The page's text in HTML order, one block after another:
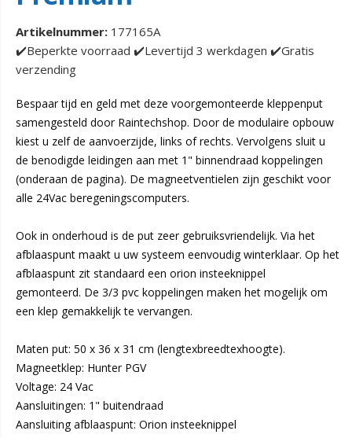
Artikelnummer: 177165A
✔️Beperkte voorraad ✔️Levertijd 3 werkdagen ✔️Gratis
verzending
Bespaar tijd en geld met deze voorgemonteerde kleppenput
samengesteld door Raintechshop. Door de modulaire opbouw
kiest u zelf de aanvoerzijde, links of rechts. Vervolgens sluit u
de benodigde leidingen aan met 1" binnendraad koppelingen
(onderaan de pagina). De magneetventielen zijn geschikt voor
alle 24Vac beregeningscomputers.
Ook in onderhoud is de put zeer gebruiksvriendelijk. Via het
afblaaspunt maakt u uw systeem eenvoudig winterklaar. Op het
afblaaspunt zit standaard een orion insteeknippel
gemonteerd. De 3/3 pvc koppelingen maken het mogelijk om
een klep gemakkelijk te vervangen.
Maten put: 50 x 36 x 31 cm (lengtexbreedtexhoogte).
Magneetklep: Hunter PGV
Voltage: 24 Vac
Aansluitingen: 1" buitendraad
Aansluiting afblaaspunt: Orion insteeknippel